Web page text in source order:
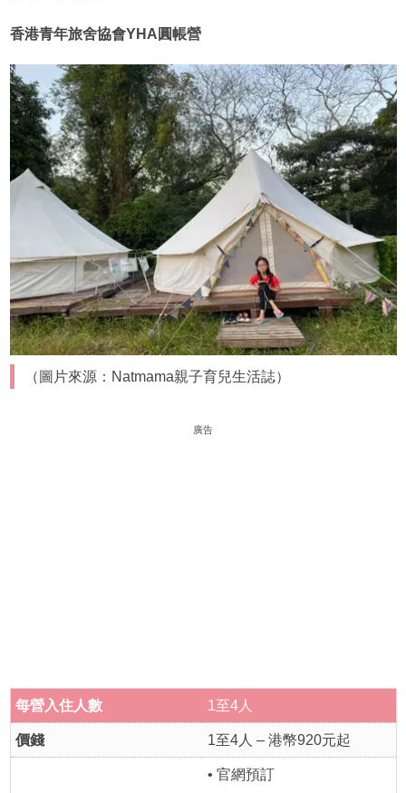
香港青年旅舍協會YHA圓帳營
（圖片來源：Natmama親子育兒生活誌）
廣告
每營入住人數 1至4人
價錢 1至4人 – 港幣920元起
• 官網預訂